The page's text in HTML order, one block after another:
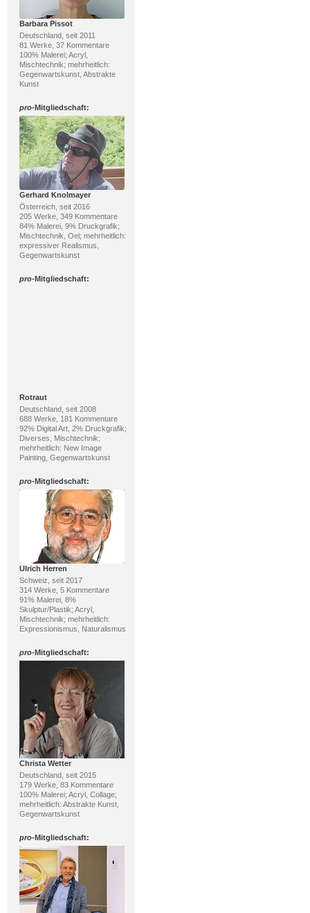
Barbara Pissot
Deutschland, seit 2011
81 Werke, 37 Kommentare
100% Malerei; Acryl,
Mischtechnik; mehrheitlich:
Gegenwartskunst, Abstrakte
Kunst
pro-Mitgliedschaft:
Gerhard Knolmayer
Österreich, seit 2016
205 Werke, 349 Kommentare
84% Malerei, 9% Druckgrafik;
Mischtechnik, Oel; mehrheitlich:
expressiver Realismus,
Gegenwartskunst
pro-Mitgliedschaft:
Rotraut
Deutschland, seit 2008
688 Werke, 181 Kommentare
92% Digital Art, 2% Druckgrafik;
Diverses, Mischtechnik;
mehrheitlich: New Image
Painting, Gegenwartskunst
pro-Mitgliedschaft:
Ulrich Herren
Schweiz, seit 2017
314 Werke, 5 Kommentare
91% Malerei, 8%
Skulptur/Plastik; Acryl,
Mischtechnik; mehrheitlich:
Expressionismus, Naturalismus
pro-Mitgliedschaft:
Christa Wetter
Deutschland, seit 2015
179 Werke, 83 Kommentare
100% Malerei; Acryl, Collage;
mehrheitlich: Abstrakte Kunst,
Gegenwartskunst
pro-Mitgliedschaft: